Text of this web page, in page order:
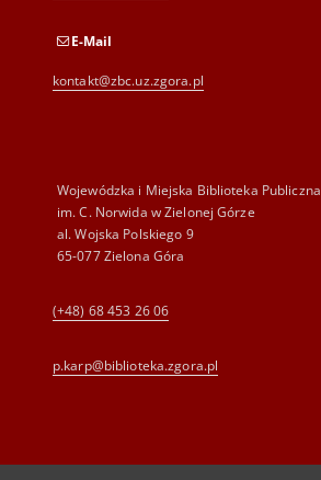
E-Mail
kontakt@zbc.uz.zgora.pl
Wojewódzka i Miejska Biblioteka Publiczna
im. C. Norwida w Zielonej Górze
al. Wojska Polskiego 9
65-077 Zielona Góra
(+48) 68 453 26 06
p.karp@biblioteka.zgora.pl